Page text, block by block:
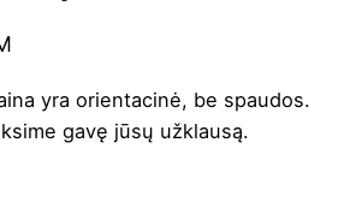
yra orientacinė, be spaudos.
gavę jūsų užklausą.